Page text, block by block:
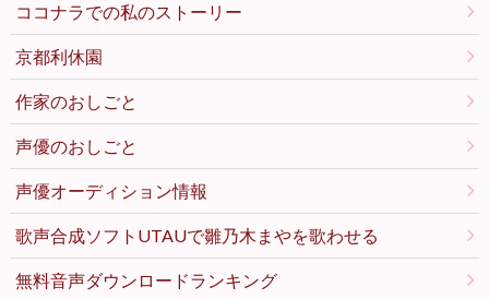
ココナラでの私のストーリー
京都利休園
作家のおしごと
声優のおしごと
声優オーディション情報
歌声合成ソフトUTAUで雛乃木まやを歌わせる
無料音声ダウンロードランキング